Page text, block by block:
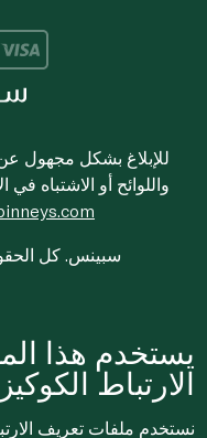
للإبلاغ بشكل مجهول
واللوائح أو الاشتباه
© 2020-2026 سبينس.
يستخدم هذا
الارتباط
نستخدم ملفات تعريف